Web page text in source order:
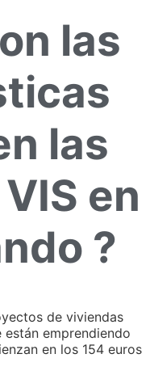
las
las
en
?
de viviendas
están emprendiendo
en los 154 euros